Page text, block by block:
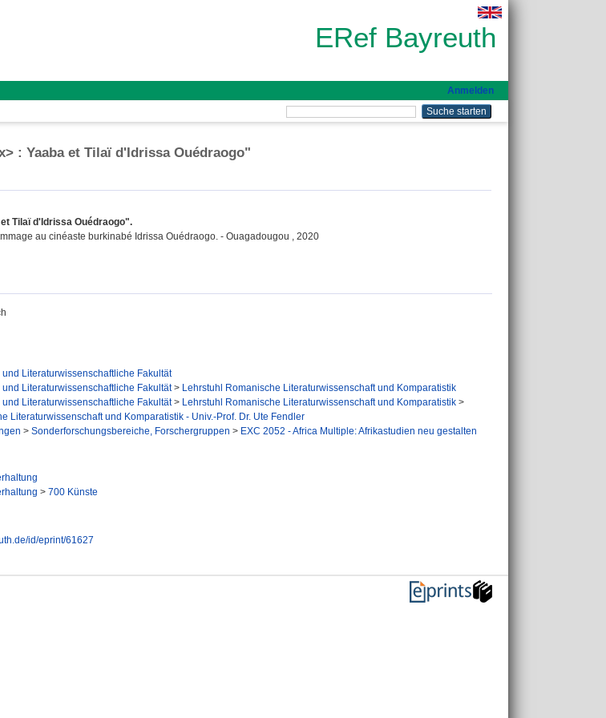
ERef Bayreuth
Anmelden
: Yaaba et Tilaï d'Idrissa Ouédraogo"
Tilaï d'Idrissa Ouédraogo".
au cinéaste burkinabé Idrissa Ouédraogo. - Ouagadougou , 2020
und Literaturwissenschaftliche Fakultät
und Literaturwissenschaftliche Fakultät> Lehrstuhl Romanische Literaturwissenschaft und Komparatistik
und Literaturwissenschaftliche Fakultät> Lehrstuhl Romanische Literaturwissenschaft und Komparatistik >
Literaturwissenschaft und Komparatistik - Univ.-Prof. Dr. Ute Fendler
> Sonderforschungsbereiche, Forschergruppen > EXC 2052 - Africa Multiple: Afrikastudien neu gestalten
> 700 Künste
id/eprint/61627